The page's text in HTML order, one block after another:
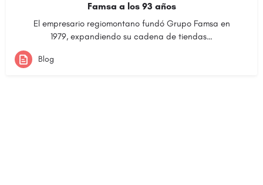
Famsa a los 93 años
El empresario regiomontano fundó Grupo Famsa en
1979, expandiendo su cadena de tiendas…
Blog